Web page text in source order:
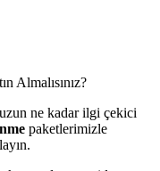
Almalısınız?
ne kadar ilgi çekici
paketlerimizle